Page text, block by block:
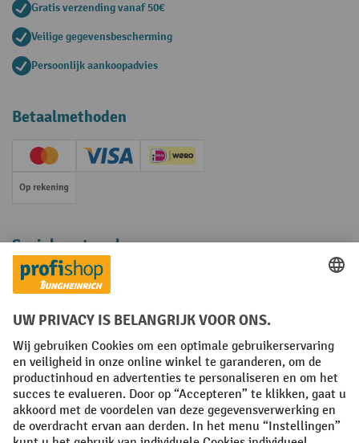
Gratis verzending vanaf 50€
Veilige gegevensbescherming
Persoonlijk aankoopadvies
Betaalmethoden
Creditcard (Master)Creditcard (Visa)iDEAL | Wero
Op rekening
Sociale netwerken
Facebook
YouTube
LinkedInInstagram
Algemene leveringsvoorwaarden Copyright
Privacyverklaring Privacy Instellingen
All prices excl. VAT plusshipping costs and possible delivery charges,